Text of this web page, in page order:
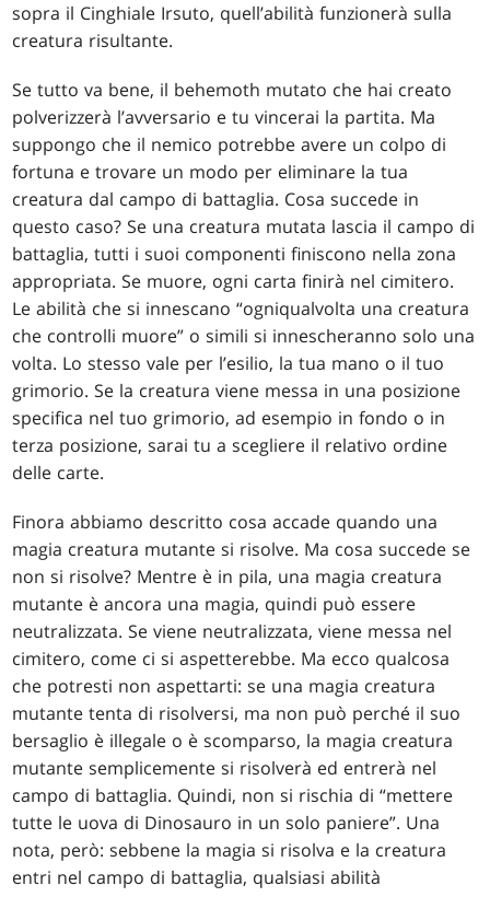
sopra il Cinghiale Irsuto, quell’abilità funzionerà sulla
creatura risultante.
Se tutto va bene, il behemoth mutato che hai creato
polverizzerà l’avversario e tu vincerai la partita. Ma
suppongo che il nemico potrebbe avere un colpo di
fortuna e trovare un modo per eliminare la tua
creatura dal campo di battaglia. Cosa succede in
questo caso? Se una creatura mutata lascia il campo di
battaglia, tutti i suoi componenti finiscono nella zona
appropriata. Se muore, ogni carta finirà nel cimitero.
Le abilità che si innescano “ogniqualvolta una creatura
che controlli muore” o simili si innescheranno solo una
volta. Lo stesso vale per l’esilio, la tua mano o il tuo
grimorio. Se la creatura viene messa in una posizione
specifica nel tuo grimorio, ad esempio in fondo o in
terza posizione, sarai tu a scegliere il relativo ordine
delle carte.
Finora abbiamo descritto cosa accade quando una
magia creatura mutante si risolve. Ma cosa succede se
non si risolve? Mentre è in pila, una magia creatura
mutante è ancora una magia, quindi può essere
neutralizzata. Se viene neutralizzata, viene messa nel
cimitero, come ci si aspetterebbe. Ma ecco qualcosa
che potresti non aspettarti: se una magia creatura
mutante tenta di risolversi, ma non può perché il suo
bersaglio è illegale o è scomparso, la magia creatura
mutante semplicemente si risolverà ed entrerà nel
campo di battaglia. Quindi, non si rischia di “mettere
tutte le uova di Dinosauro in un solo paniere”. Una
nota, però: sebbene la magia si risolva e la creatura
entri nel campo di battaglia, qualsiasi abilità